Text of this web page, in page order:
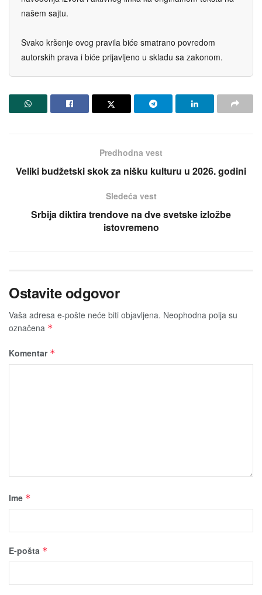
našem sajtu.
Svako kršenje ovog pravila biće smatrano povredom
autorskih prava i biće prijavljeno u skladu sa zakonom.
Predhodna vest
Veliki budžetski skok za nišku kulturu u 2026. godini
Sledeća vest
Srbija diktira trendove na dve svetske izložbe
istovremeno
Ostavite odgovor
Vaša adresa e-pošte neće biti obјavljena. Neophodna polja su
označena *
Komentar *
Ime *
E-pošta *